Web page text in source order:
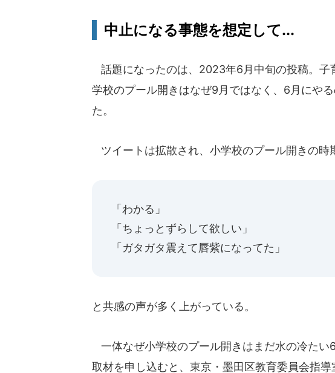
中止になる事態を想定して...
話題になったのは、2023年6月中旬の投稿。子
学校のプール開きはなぜ9月ではなく、6月にや
た。
ツイートは拡散され、小学校のプール開きの時
「わかる」
「ちょっとずらして欲しい」
「ガタガタ震えて唇紫になってた」
と共感の声が多く上がっている。
一体なぜ小学校のプール開きはまだ水の冷たい
取材を申し込むと、東京・墨田区教育委員会指